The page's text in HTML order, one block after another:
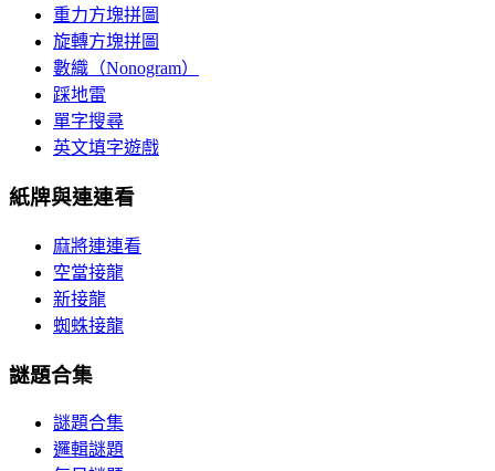
重力方塊拼圖
旋轉方塊拼圖
數織（Nonogram）
踩地雷
單字搜尋
英文填字遊戲
紙牌與連連看
麻將連連看
空當接龍
新接龍
蜘蛛接龍
謎題合集
謎題合集
邏輯謎題